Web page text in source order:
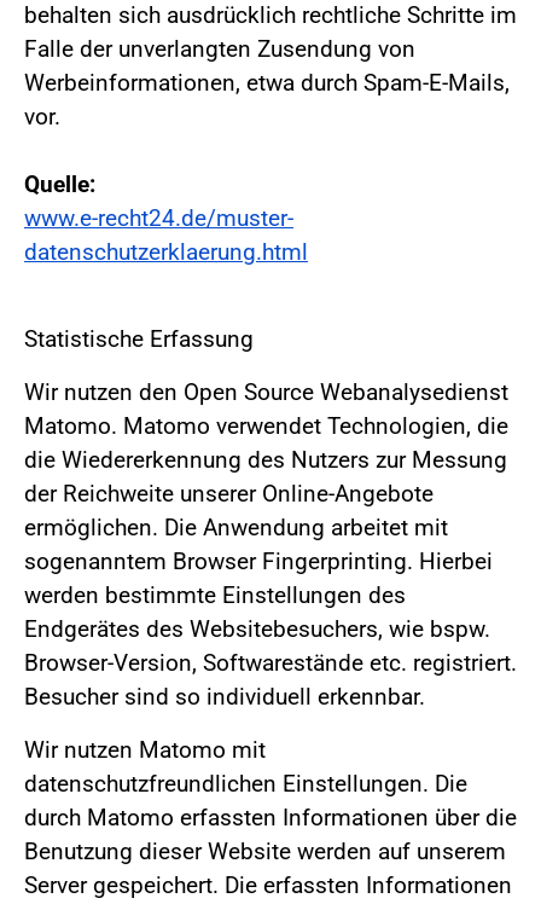
behalten sich ausdrücklich rechtliche Schritte im
Falle der unverlangten Zusendung von
Werbeinformationen, etwa durch Spam-E-Mails,
vor.
Quelle:
www.e-recht24.de/muster-
datenschutzerklaerung.html
Statistische Erfassung
Wir nutzen den Open Source Webanalysedienst
Matomo. Matomo verwendet Technologien, die
die Wiedererkennung des Nutzers zur Messung
der Reichweite unserer Online-Angebote
ermöglichen. Die Anwendung arbeitet mit
sogenanntem Browser Fingerprinting. Hierbei
werden bestimmte Einstellungen des
Endgerätes des Websitebesuchers, wie bspw.
Browser-Version, Softwarestände etc. registriert.
Besucher sind so individuell erkennbar.
Wir nutzen Matomo mit
datenschutzfreundlichen Einstellungen. Die
durch Matomo erfassten Informationen über die
Benutzung dieser Website werden auf unserem
Server gespeichert. Die erfassten Informationen